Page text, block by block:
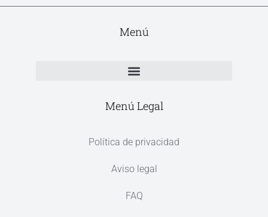
Menú
Menú Legal
Política de privacidad
Aviso legal
FAQ